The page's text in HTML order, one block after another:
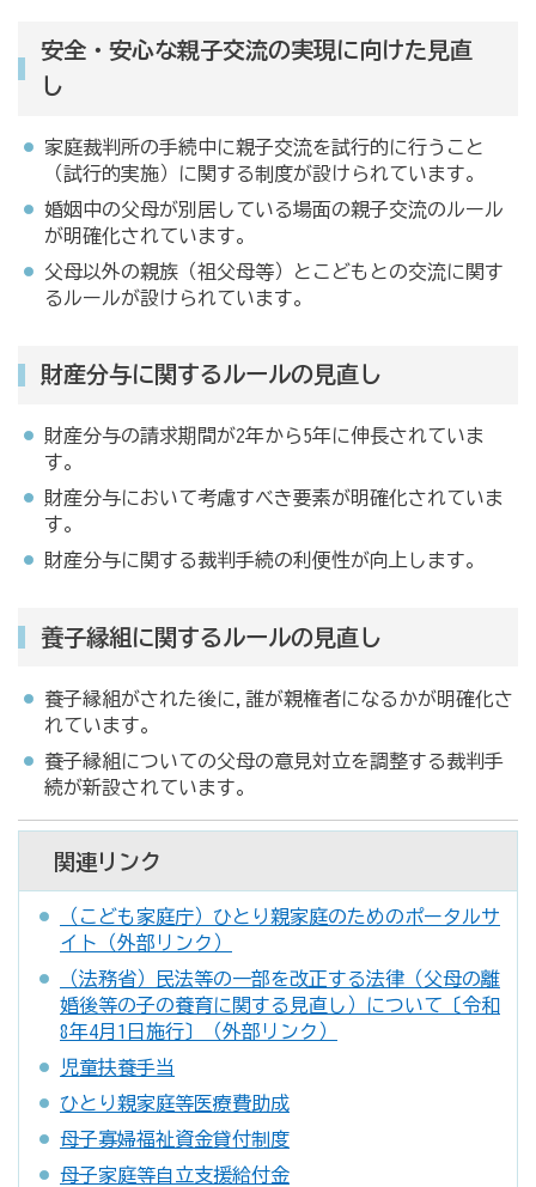
安全・安心な親子交流の実現に向けた見直
し
家庭裁判所の手続中に親子交流を試行的に行うこと
（試行的実施）に関する制度が設けられています。
婚姻中の父母が別居している場面の親子交流のルール
が明確化されています。
父母以外の親族（祖父母等）とこどもとの交流に関す
るルールが設けられています。
財産分与に関するルールの見直し
財産分与の請求期間が2年から5年に伸長されていま
す。
財産分与において考慮すべき要素が明確化されていま
す。
財産分与に関する裁判手続の利便性が向上します。
養子縁組に関するルールの見直し
養子縁組がされた後に,誰が親権者になるかが明確化さ
れています。
養子縁組についての父母の意見対立を調整する裁判手
続が新設されています。
関連リンク
（こども家庭庁）ひとり親家庭のためのポータルサ
イト（外部リンク）
（法務省）民法等の一部を改正する法律（父母の離
婚後等の子の養育に関する見直し）について〔令和
8年4月1日施行〕（外部リンク）
児童扶養手当
ひとり親家庭等医療費助成
母子寡婦福祉資金貸付制度
母子家庭等自立支援給付金